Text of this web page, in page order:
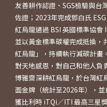
友善耕作認證、SGS檢驗與台
佐證；2023年完成鄧白氏
紅烏龍通過 BSI 英國標準協會
並以黃金標準碳權完成抵換，
紅烏龍」，持續執行減碳計畫
對天地感恩，對自己和他人負
博雅齋深耕紅烏龍，於台灣紅
面金牌（統計至2026年），
獲比利時 iTQi／ITI 最高三星